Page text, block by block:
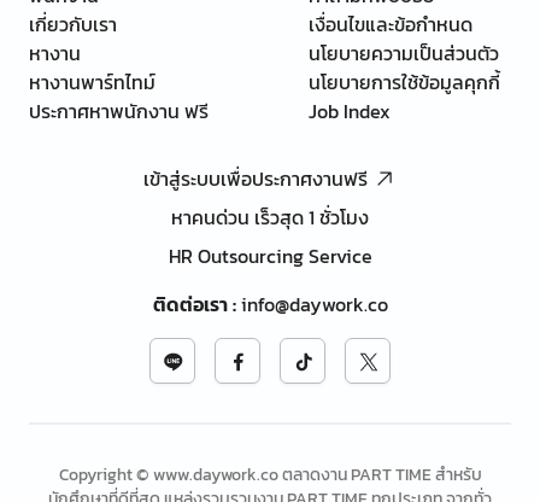
เกี่ยวกับเรา
หางาน
หางานพาร์ทไทม์
ประกาศหาพนักงาน ฟรี
เงื่อนไขและข้อกำหนด
นโยบายความเป็นส่วนตัว
นโยบายการใช้ข้อมูลคุกกี้
Job Index
เข้าสู่ระบบเพื่อประกาศงานฟรี
หาคนด่วน เร็วสุด 1 ชั่วโมง
HR Outsourcing Service
ติดต่อเรา:info@daywork.co
Copyright © www.daywork.co ตลาดงาน PART TIME สำหรับ